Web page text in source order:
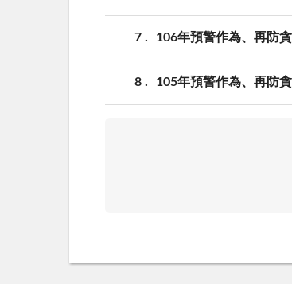
7 106年預警作為、再防
8 105年預警作為、再防